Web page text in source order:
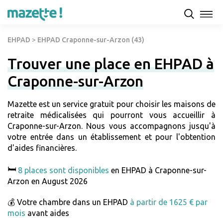
EHPAD > EHPAD Craponne-sur-Arzon (43)
Trouver une place en EHPAD à
Craponne-sur-Arzon
Mazette est un service gratuit pour choisir les maisons de
retraite médicalisées qui pourront vous accueillir à
Craponne-sur-Arzon. Nous vous accompagnons jusqu'à
votre entrée dans un établissement et pour l'obtention
d'aides financières.
🛏️ 8 places sont disponibles en EHPAD à Craponne-sur-
Arzon en August 2026
💰 Votre chambre dans un EHPAD à partir de 1625 € par
mois avant aides